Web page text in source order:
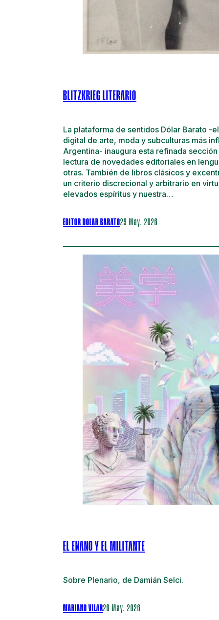
BLITZKRIEG LITERARIO
La plataforma de sentidos Dólar Barato -
digital de arte, moda y subculturas más
Argentina- inaugura esta refinada
lectura de novedades editoriales en
otras. También de libros clásicos y
un criterio discrecional y arbitrario en
elevados espíritus y nuestra…
EDITOR DOLAR BARATO29 May. 2026
EL ENANO Y EL MILITANTE
Sobre Plenario, de Damián Selci.
MARIANO VILAR26 May. 2026